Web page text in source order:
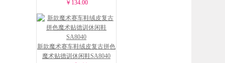
￥134.00
新款魔术赛车鞋绒皮复古拼色
魔术贴德训休闲鞋SA8040